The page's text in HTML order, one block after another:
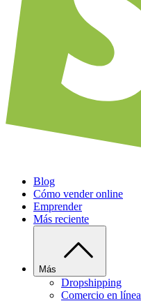
Blog
Cómo vender online
Emprender
Más reciente
Más
Dropshipping
Comercio en línea